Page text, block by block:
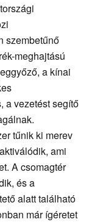
szembetűnő
meghajtású
a kínai
a vezetést segítő
tűnik ki merev
ami
A csomagtér
és a
alatt található
már ígéretet